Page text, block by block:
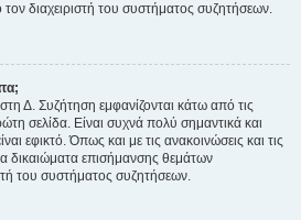
διαχειριστή του συστήματος συζητήσεων.
Δ. Συζήτηση εμφανίζονται κάτω από τις
σελίδα. Είναι συχνά πολύ σημαντικά και
εφικτό. Όπως και με τις ανακοινώσεις και τις
δικαιώματα επισήμανσης θεμάτων
του συστήματος συζητήσεων.